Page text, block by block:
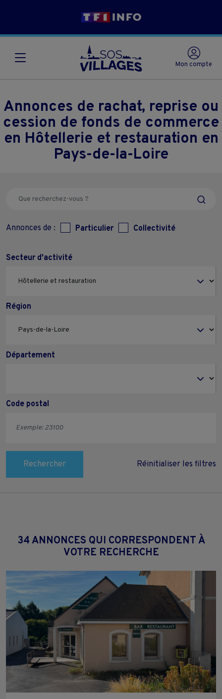
Mon compte
Annonces de rachat, reprise ou
cession de fonds de commerce
en Hôtellerie et restauration en
Pays-de-la-Loire
Annonces de : Particulier Collectivité
Secteur d'activité
Région
Département
Code postal
Rechercher Réinitialiser les filtres
34 ANNONCES QUI CORRESPONDENT À
VOTRE RECHERCHE